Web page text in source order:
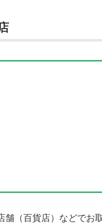
（百貨店）などでお